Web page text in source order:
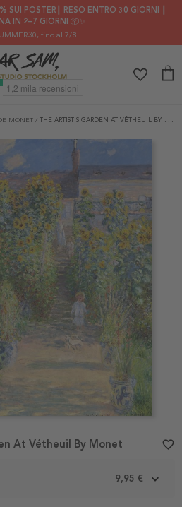
POSTER┃ RESO ENTRO 30 GIORNI ┃
IN 2–7 GIORNI 📦✨
, fino al 7/8
MONET / THE ARTIST'S GARDEN AT VÉTHEUIL BY MONET
9,95 €
At Vétheuil By Monet favorite_border